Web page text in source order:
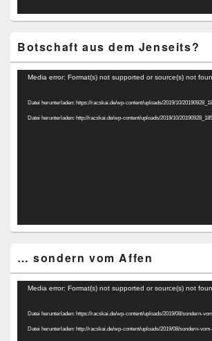
Botschaft aus dem Jenseits?
Video-
Media error: Format(s) not supported or source(s) not
Datei herunterladen: https://racskai.de/wp-content/uploads/2019/10/
Datei herunterladen: http://racskai.de/wp-content/uploads/2019/10/
… sondern vom Affen
Video-
Media error: Format(s) not supported or source(s) not
Datei herunterladen: https://racskai.de/wp-content/uploads/2019/08/sondern-
Datei herunterladen: http://racskai.de/wp-content/uploads/2019/08/sondern-